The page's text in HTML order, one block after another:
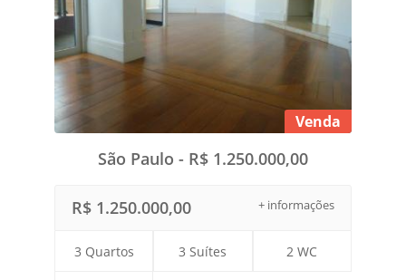
Venda
São Paulo - R$ 1.250.000,00
+ informações
R$ 1.250.000,00
3 Quartos 3 Suítes 2 WC